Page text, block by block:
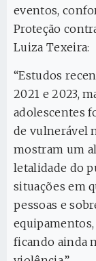
eventos,
Proteção
Luiza Texeira:
“Estudos
2021 e 2023,
adolescentes
de vulnerável
mostram um
letalidade do
situações em
pessoas e
equipamentos,
ficando ainda